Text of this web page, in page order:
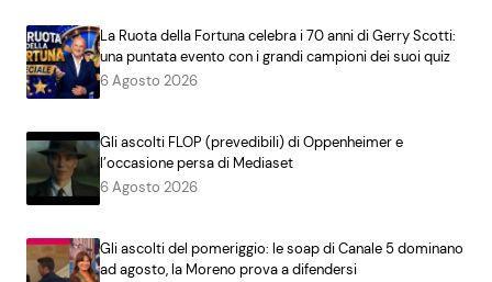
La Ruota della Fortuna celebra i 70 anni di Gerry Scotti:
una puntata evento con i grandi campioni dei suoi quiz
6 Agosto 2026
Gli ascolti FLOP (prevedibili) di Oppenheimer e
l’occasione persa di Mediaset
6 Agosto 2026
Gli ascolti del pomeriggio: le soap di Canale 5 dominano
ad agosto, la Moreno prova a difendersi